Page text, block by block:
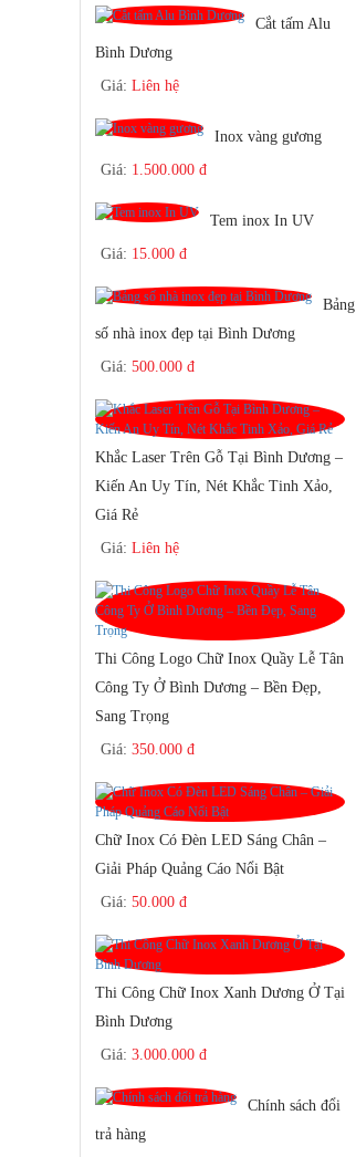
Cắt tấm Alu
Bình Dương
Giá: Liên hệ
Inox vàng gương
Giá: 1.500.000 đ
Tem inox In UV
Giá: 15.000 đ
Bảng
số nhà inox đẹp tại Bình Dương
Giá: 500.000 đ
Khắc Laser Trên Gỗ Tại Bình Dương –
Kiến An Uy Tín, Nét Khắc Tinh Xảo,
Giá Rẻ
Giá: Liên hệ
Thi Công Logo Chữ Inox Quầy Lễ Tân
Công Ty Ở Bình Dương – Bền Đẹp,
Sang Trọng
Giá: 350.000 đ
Chữ Inox Có Đèn LED Sáng Chân –
Giải Pháp Quảng Cáo Nổi Bật
Giá: 50.000 đ
Thi Công Chữ Inox Xanh Dương Ở Tại
Bình Dương
Giá: 3.000.000 đ
Chính sách đổi
trả hàng